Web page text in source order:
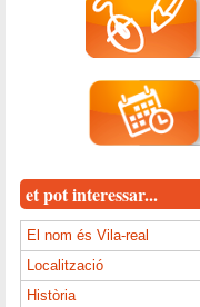
et pot interessar...
El nom és Vila-real
Localització
Història